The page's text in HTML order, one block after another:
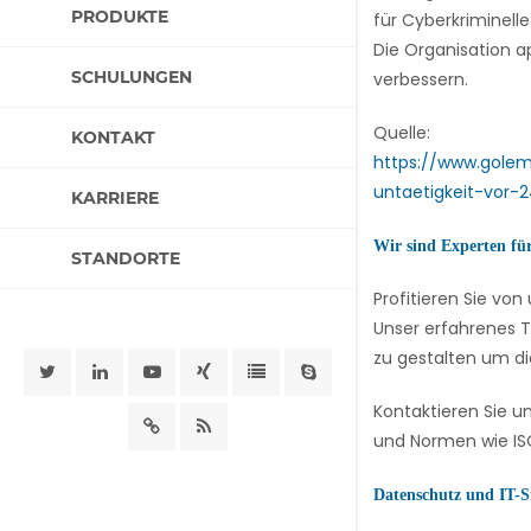
PRODUKTE
SCHULUNGEN
KONTAKT
KARRIERE
STANDORTE
für
Die Organisation
verbessern.
Quelle:
https://
untaetigkeit-vor-
Wir sind Experten
Profitieren Sie
Unser erfahrenes
zu gestalten um
Kontaktieren Sie
und Normen wie
Datenschutz und IT-